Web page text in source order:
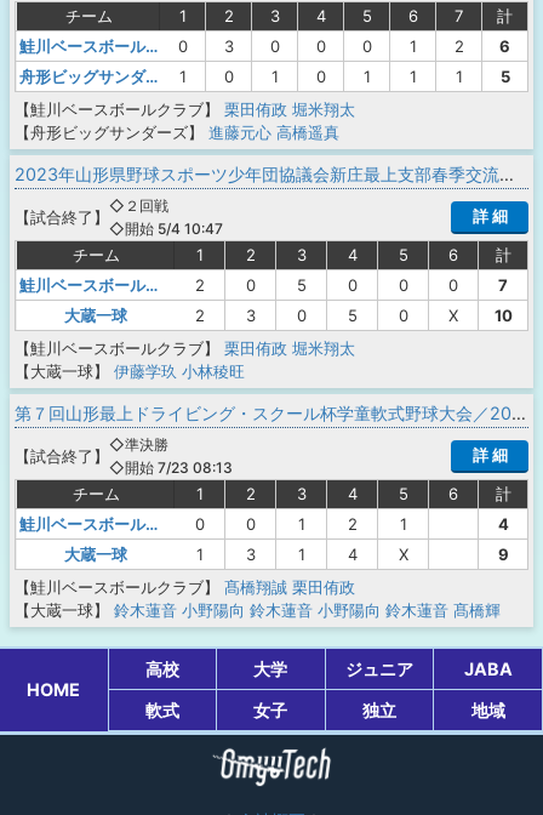
チーム 1 2 3 4 5 6 7
計
鮭川ベースボールクラブ
0 3 0 0 0 1 2
6
舟形ビッグサンダーズ
1 0 1 0 1 1 1
5
【鮭川ベースボールクラブ】
栗田侑政 堀米翔太
【舟形ビッグサンダーズ】
進藤元心 高橋遥真
2023年山形県野球スポーツ少年団協議会新庄最上支部春季交流大会
【試合終了 】
◇２回戦
◇開始 5/4 10:47
詳 細
チーム 1 2 3 4 5 6
計
鮭川ベースボールクラブ
2 0 5 0 0 0
7
大蔵一球
2 3 0 5 0 X
10
【鮭川ベースボールクラブ】
栗田侑政 堀米翔太
【大蔵一球】
伊藤学玖 小林稜旺
第７回山形最上ドライビング・スクール杯学童軟式野球大会／2023年山形県野球スポーツ少年団協議会新庄最上支部夏季交流大会
【試合終了 】
◇準決勝
◇開始 7/23 08:13
詳 細
チーム 1 2 3 4 5 6
計
鮭川ベースボールクラブ
0 0 1 2 1
4
大蔵一球
1 3 1 4 X
9
【鮭川ベースボールクラブ】
髙橋翔誠 栗田侑政
【大蔵一球】
鈴木蓮音 小野陽向 鈴木蓮音 小野陽向 鈴木蓮音 髙橋輝
HOME
高校 大学 ジュニア
JABA
軟式
女子 独立 地域